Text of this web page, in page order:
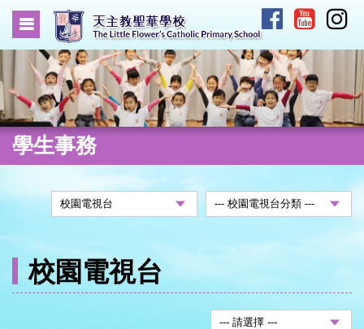
學生事務
校園電視台